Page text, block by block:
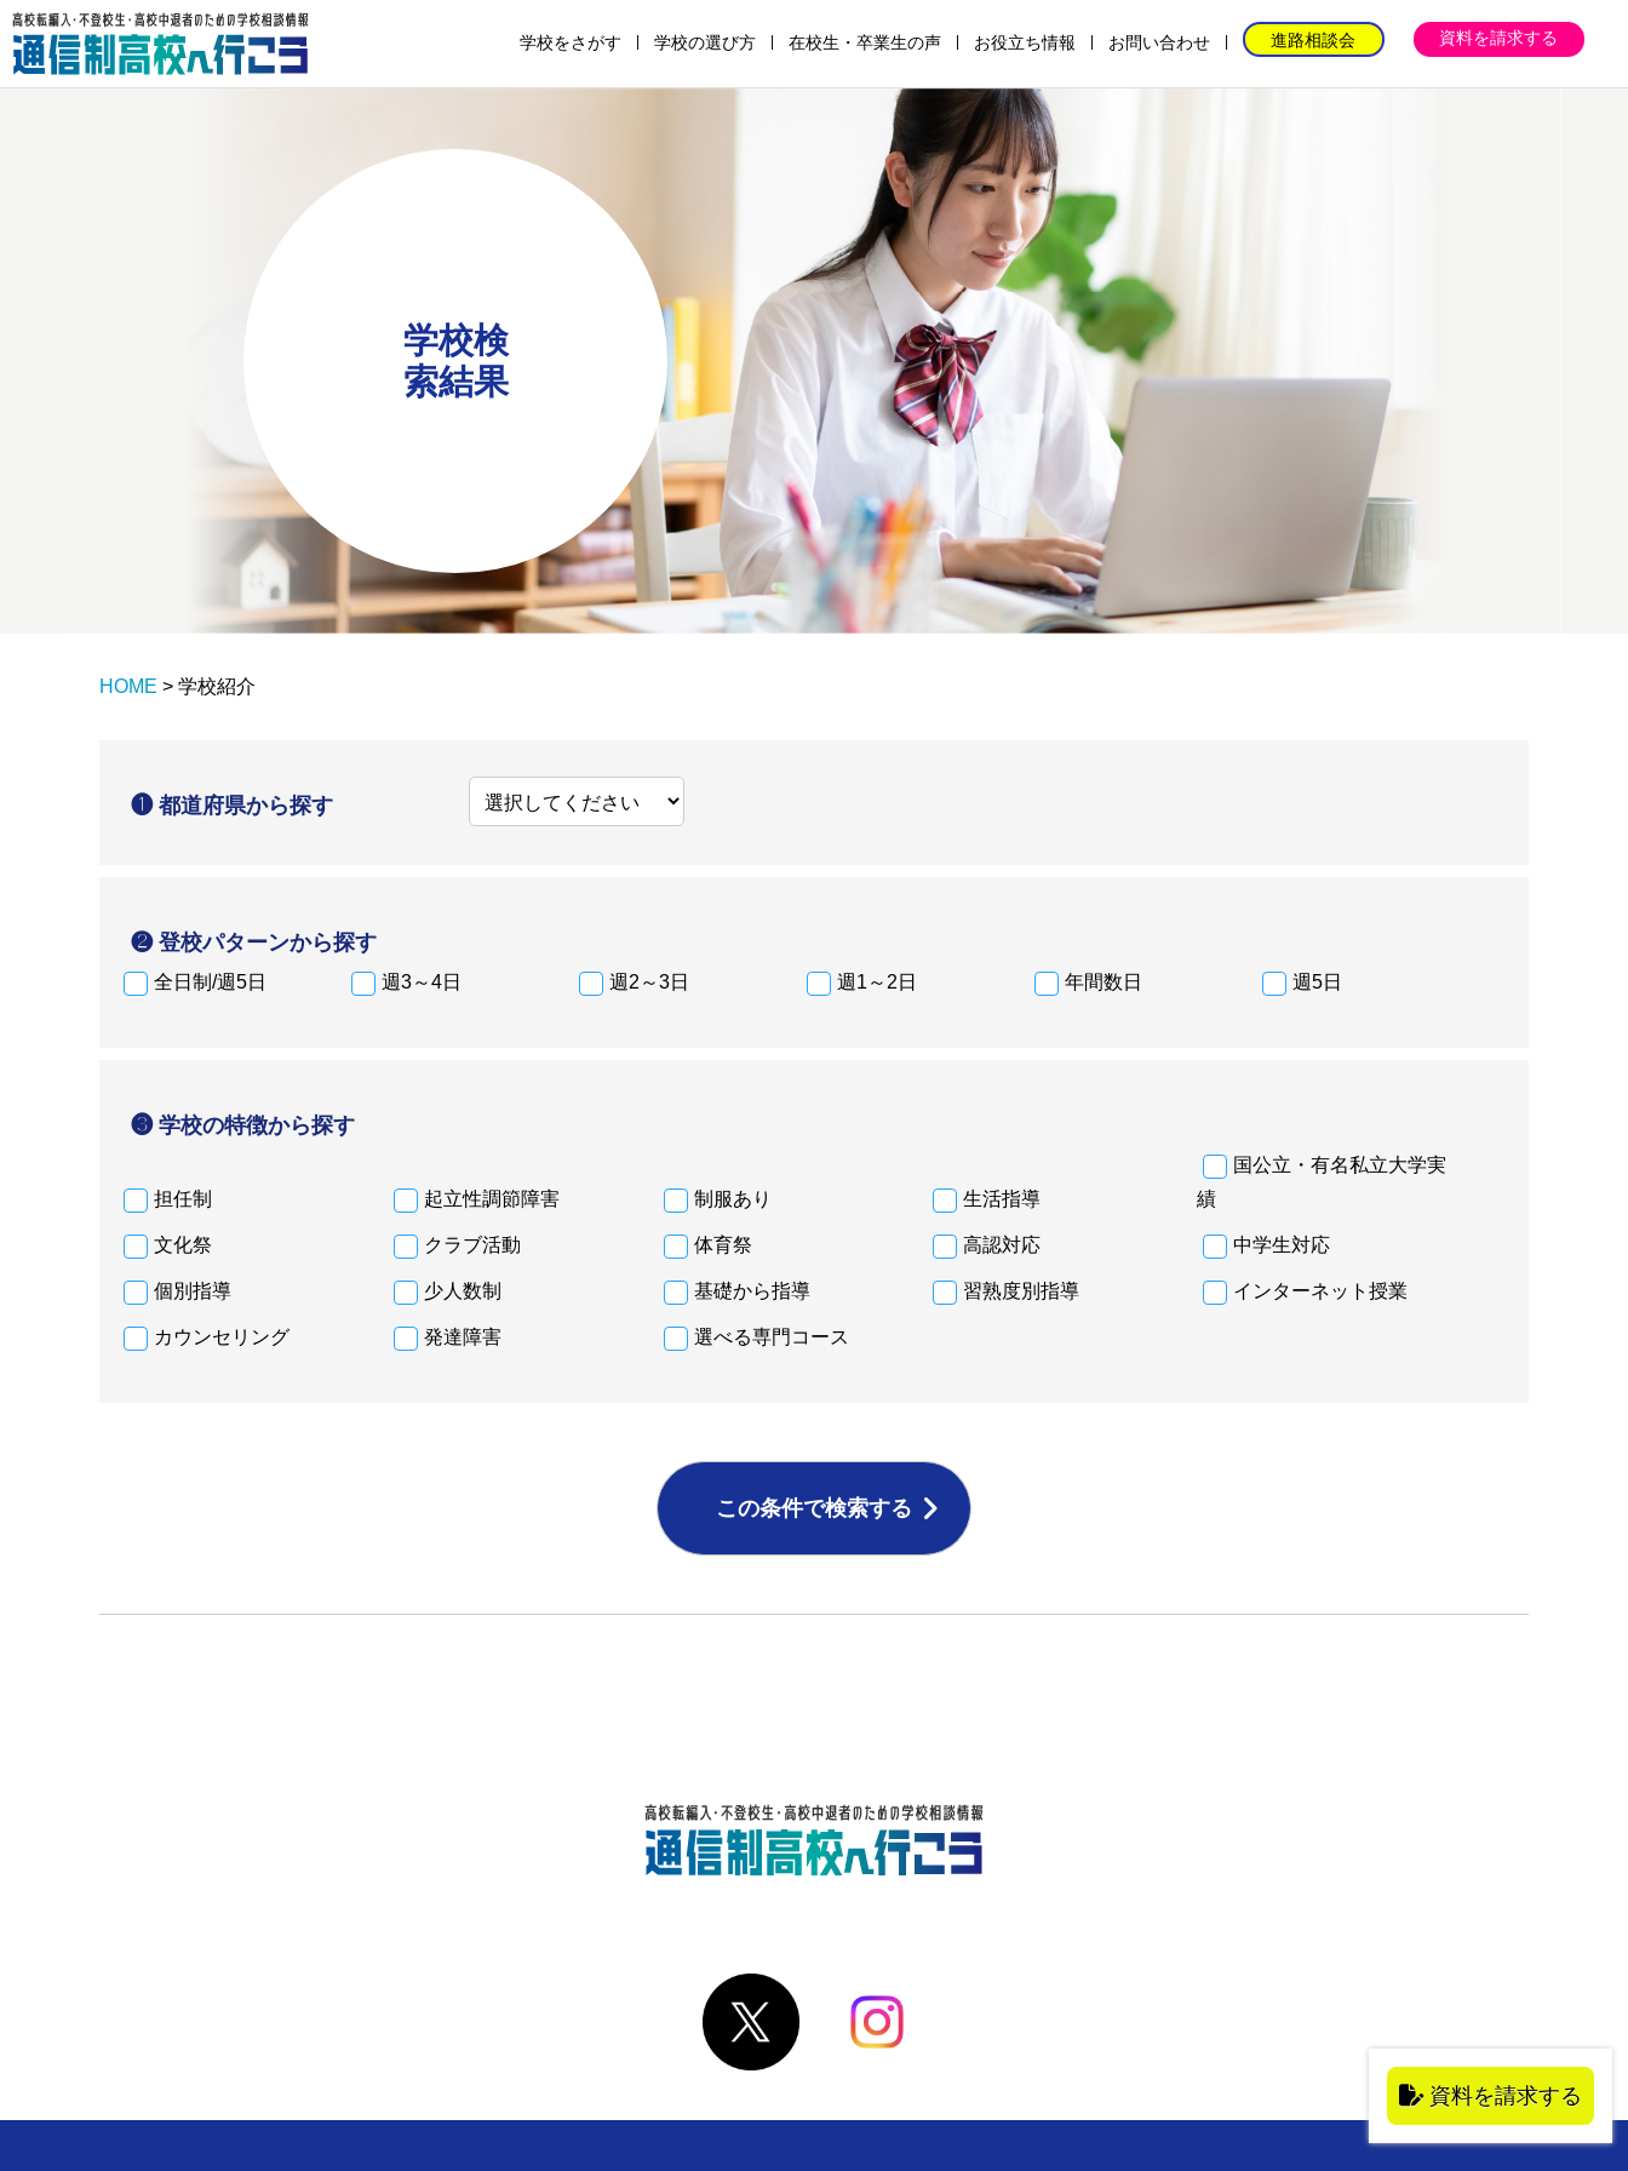
学校をさがす 学校の選び方
の
仕
組
み
校
の
仕
組
み
の
仕
組
み
の
仕
組
み
金
の
仕
組
み
め
の
学
校
選
び
在校生・卒業生の声 お役立ち情報 お問い合わせ 進路相談会 資料を請求する
学校検
索結果
HOME > 学校紹介
❶ 都道府県から探す
❷ 登校パターンから探す
全日制/週5日 週3～4日 週2～3日 週1～2日 年間数日 週5日
❸ 学校の特徴から探す
担任制 起立性調節障害 制服あり 生活指導
国公立・有名私立大学実
績
文化祭 クラブ活動 体育祭 高認対応 中学生対応
個別指導 少人数制 基礎から指導 習熟度別指導 インターネット授業
カウンセリング 発達障害 選べる専門コース
この条件で検索する
資料を請求する